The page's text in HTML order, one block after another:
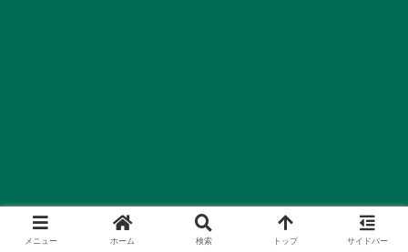
メニュー ホーム 検索 トップ サイドバー